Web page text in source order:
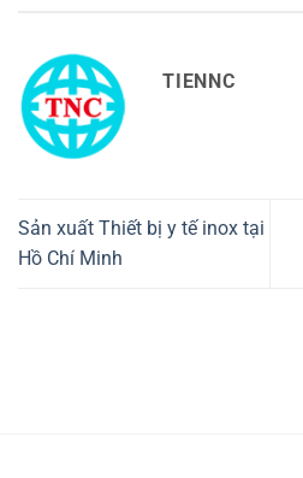
TIENNC
Sản xuất Thiết bị y tế inox tại
Hồ Chí Minh